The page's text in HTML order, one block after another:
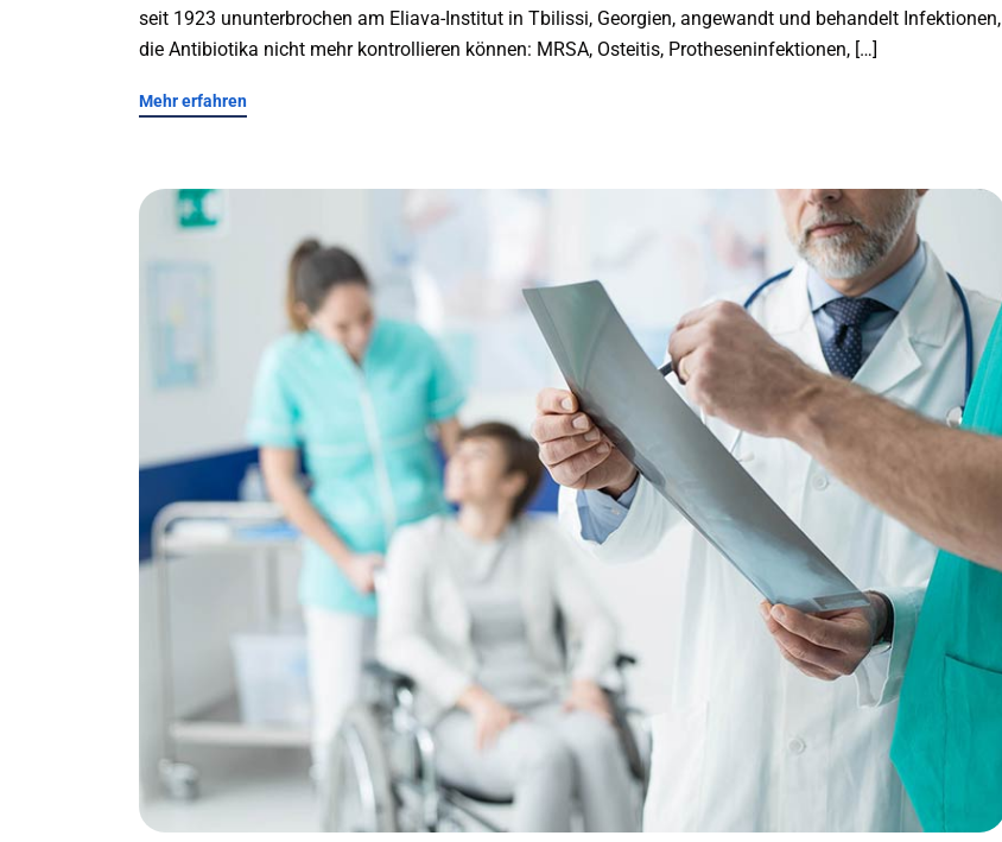
seit 1923 ununterbrochen am Eliava-Institut in Tbilissi, Georgien, angewandt und behandelt Infektionen,
die Antibiotika nicht mehr kontrollieren können: MRSA, Osteitis, Protheseninfektionen, […]
Mehr erfahren